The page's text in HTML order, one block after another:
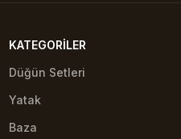
KATEGORILER
Düğün Setleri
Yatak
Baza